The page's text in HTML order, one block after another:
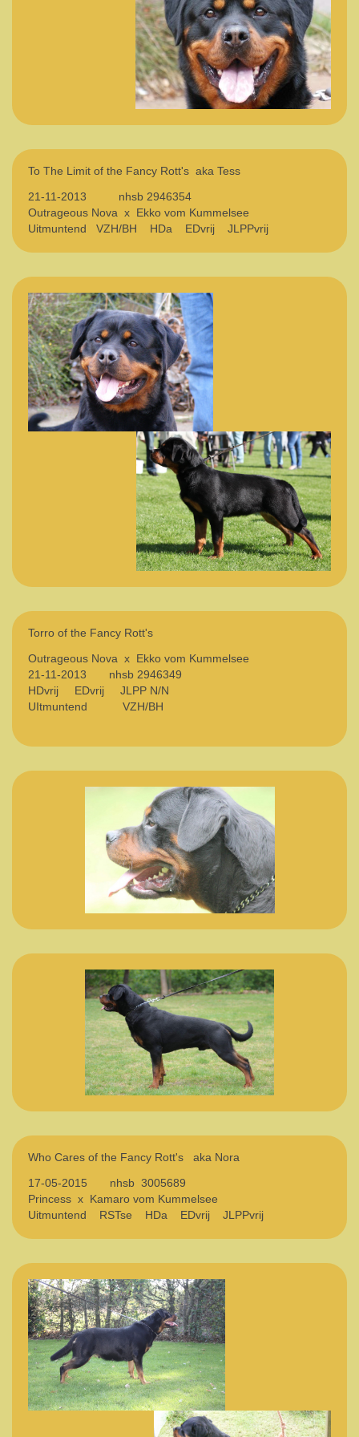
To The Limit of the Fancy Rott's aka Tess
21-11-2013 nhsb 2946354
Outrageous Nova x Ekko vom Kummelsee
Uitmuntend VZH/BH HDa EDvrij JLPPvrij
Torro of the Fancy Rott's
Outrageous Nova x Ekko vom Kummelsee
21-11-2013 nhsb 2946349
HDvrij EDvrij JLPP N/N
UItmuntend VZH/BH
Who Cares of the Fancy Rott's aka Nora
17-05-2015 nhsb 3005689
Princess x Kamaro vom Kummelsee
Uitmuntend RSTse HDa EDvrij JLPPvrij